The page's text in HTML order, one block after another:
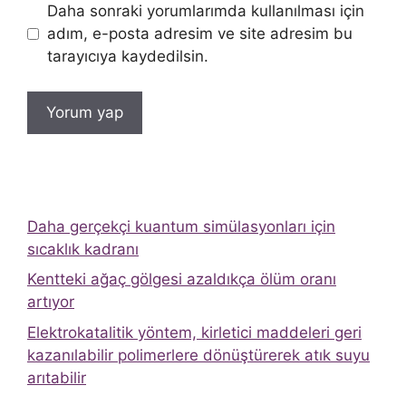
Daha sonraki yorumlarımda kullanılması için
adım, e-posta adresim ve site adresim bu
tarayıcıya kaydedilsin.
Daha gerçekçi kuantum simülasyonları için
sıcaklık kadranı
Kentteki ağaç gölgesi azaldıkça ölüm oranı
artıyor
Elektrokatalitik yöntem, kirletici maddeleri geri
kazanılabilir polimerlere dönüştürerek atık suyu
arıtabilir